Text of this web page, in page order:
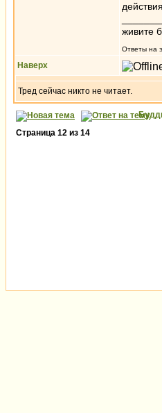
живите
Ответы на
Наверх
Тред сейчас никто не читает.
Страница 12 из 14